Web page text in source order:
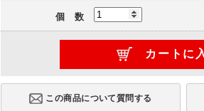
個 数